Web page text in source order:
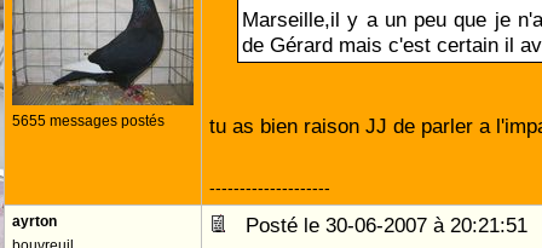
5655 messages postés
Marseille,il y a un peu que je
de Gérard mais c'est certain il
tu as bien raison JJ de parler a
--------------------
ayrton
Posté le 30-06-2007 à